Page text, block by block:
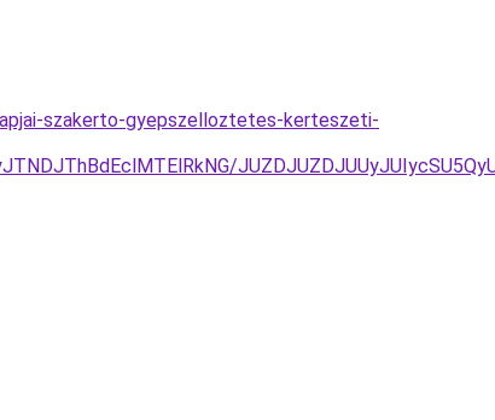
szakerto-gyepszelloztetes-kerteszeti-